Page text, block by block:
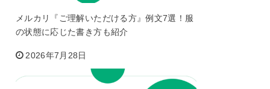
メルカリ『ご理解いただける方』例文7選！服
の状態に応じた書き方も紹介
2026年7月28日